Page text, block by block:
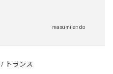
masumi endo
/ トランス